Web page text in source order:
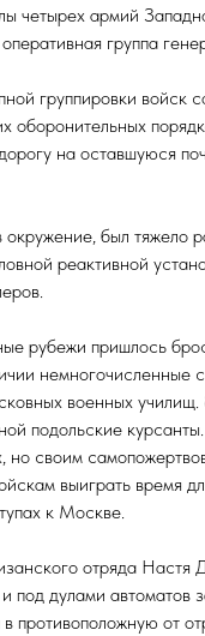
четырех армий
группа
группировки войск
оборонительных
на оставшуюся
окружение, был тяжело
реактивной
рубежи пришлось
немногочисленные
военных училищ.
подольские
но своим
выиграть время
к Москве.
отряда Настя
под дулами автоматов
противоположную от